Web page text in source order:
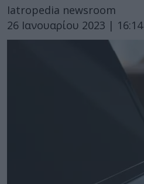
Iatropedia newsroom
26 Ιανουαρίου 2023 | 16:14